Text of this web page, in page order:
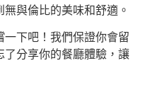
與倫比的美味和舒適。
下吧！我們保證你會留
了分享你的餐廳體驗，讓